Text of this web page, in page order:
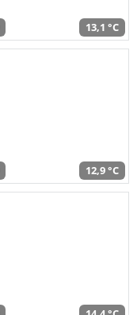
13,1 °C
12,9 °C